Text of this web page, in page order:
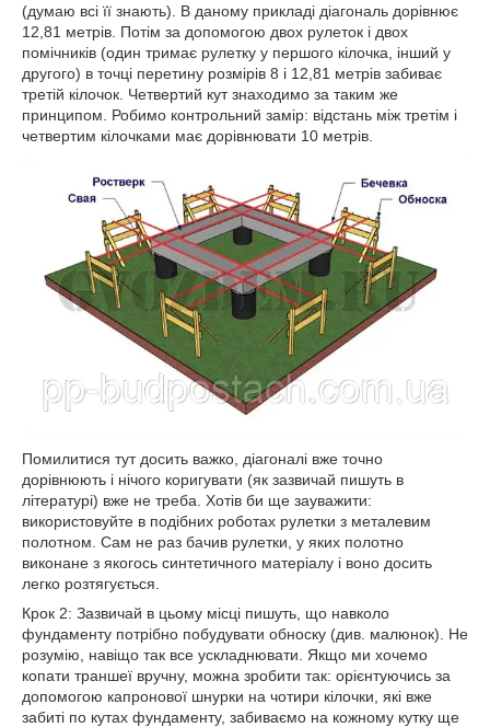
(думаю всі її знають). В даному прикладі діагональ дорівнює
12,81 метрів. Потім за допомогою двох рулеток і двох
помічників (один тримає рулетку у першого кілочка, інший у
другого) в точці перетину розмірів 8 і 12,81 метрів забиває
третій кілочок. Четвертий кут знаходимо за таким же
принципом. Робимо контрольний замір: відстань між третім і
четвертим кілочками має дорівнювати 10 метрів.
Помилитися тут досить важко, діагоналі вже точно
дорівнюють і нічого коригувати (як зазвичай пишуть в
літературі) вже не треба. Хотів би ще зауважити:
використовуйте в подібних роботах рулетки з металевим
полотном. Сам не раз бачив рулетки, у яких полотно
виконане з якогось синтетичного матеріалу і воно досить
легко розтягується.
Крок 2: Зазвичай в цьому місці пишуть, що навколо
фундаменту потрібно побудувати обноску (див. малюнок). Не
розумію, навіщо так все ускладнювати. Якщо ми хочемо
копати траншеї вручну, можна зробити так: орієнтуючись за
допомогою капронової шнурки на чотири кілочки, які вже
забиті по кутах фундаменту, забиваємо на кожному кутку ще